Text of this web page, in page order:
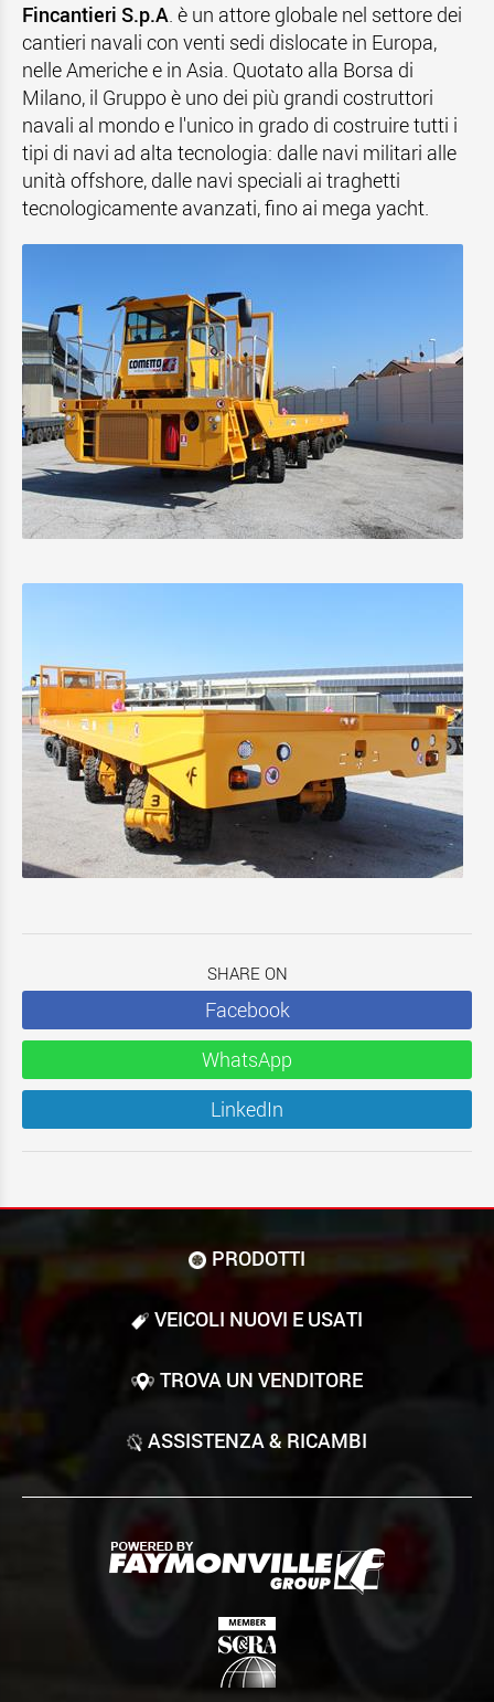
Fincantieri S.p.A. è un attore globale nel settore dei
cantieri navali con venti sedi dislocate in Europa,
nelle Americhe e in Asia. Quotato alla Borsa di
Milano, il Gruppo è uno dei più grandi costruttori
navali al mondo e l'unico in grado di costruire tutti i
tipi di navi ad alta tecnologia: dalle navi militari alle
unità offshore, dalle navi speciali ai traghetti
tecnologicamente avanzati, fino ai mega yacht.
SHARE ON
Facebook
WhatsApp
LinkedIn
PRODOTTI
VEICOLI NUOVI E USATI
TROVA UN VENDITORE
ASSISTENZA & RICAMBI